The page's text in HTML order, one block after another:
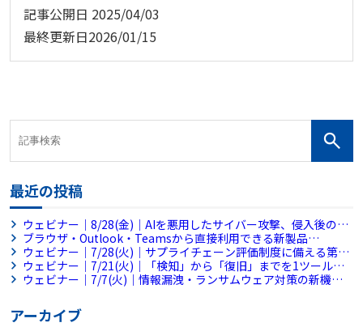
記事公開日 2025/04/03
最終更新日2026/01/15
最近の投稿
ウェビナー｜8/28(金)｜AIを悪用したサイバー攻撃、侵入後の被
害拡大をどう防ぐ？～侵入後の横展開を平均38分で封じ込めるフ
ルマネージドMDRとは～
ブラウザ・Outlook・Teamsから直接利用できる新製品
「RevoWorks Sanitize Browser」「RevoWorks Sanitize
Apps」を販売開始
ウェビナー｜7/28(火)｜サプライチェーン評価制度に備える第一
歩 AIで始める社内セキュリティ規程チェック【アンコール配
信】
ウェビナー｜7/21(火)｜「検知」から「復旧」までを1ツールで
完結。情シス不足の企業を救う『MDR×バックアップ』統合ア
ウェビナー｜7/7(火)｜情報漏洩・ランサムウェア対策の新機軸
アーカイブ